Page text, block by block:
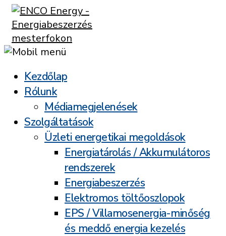
Kezdőlap
Rólunk
Médiamegjelenések
Szolgáltatások
Üzleti energetikai megoldások
Energiatárolás / Akkumulátoros
rendszerek
Energiabeszerzés
Elektromos töltőoszlopok
EPS / Villamosenergia-minőség
és meddő energia kezelés